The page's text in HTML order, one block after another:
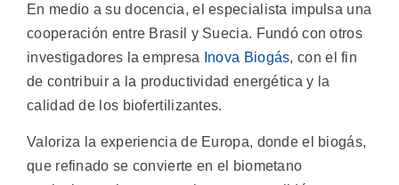
En medio a su docencia, el especialista impulsa una
cooperación entre Brasil y Suecia. Fundó con otros
investigadores la empresa
Inova Biogás, con el fin
de contribuir a la productividad energética y la
calidad de los biofertilizantes.
Valoriza la experiencia de Europa, donde el biogás,
que refinado se convierte en el biometano